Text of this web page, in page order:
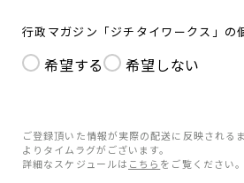
行政マガジン「ジチタイワークス」の
希望する 希望しない
ご登録頂いた情報が実際の配送に反映される
よりタイムラグがございます。
詳細なスケジュールは こちら をご覧ください。